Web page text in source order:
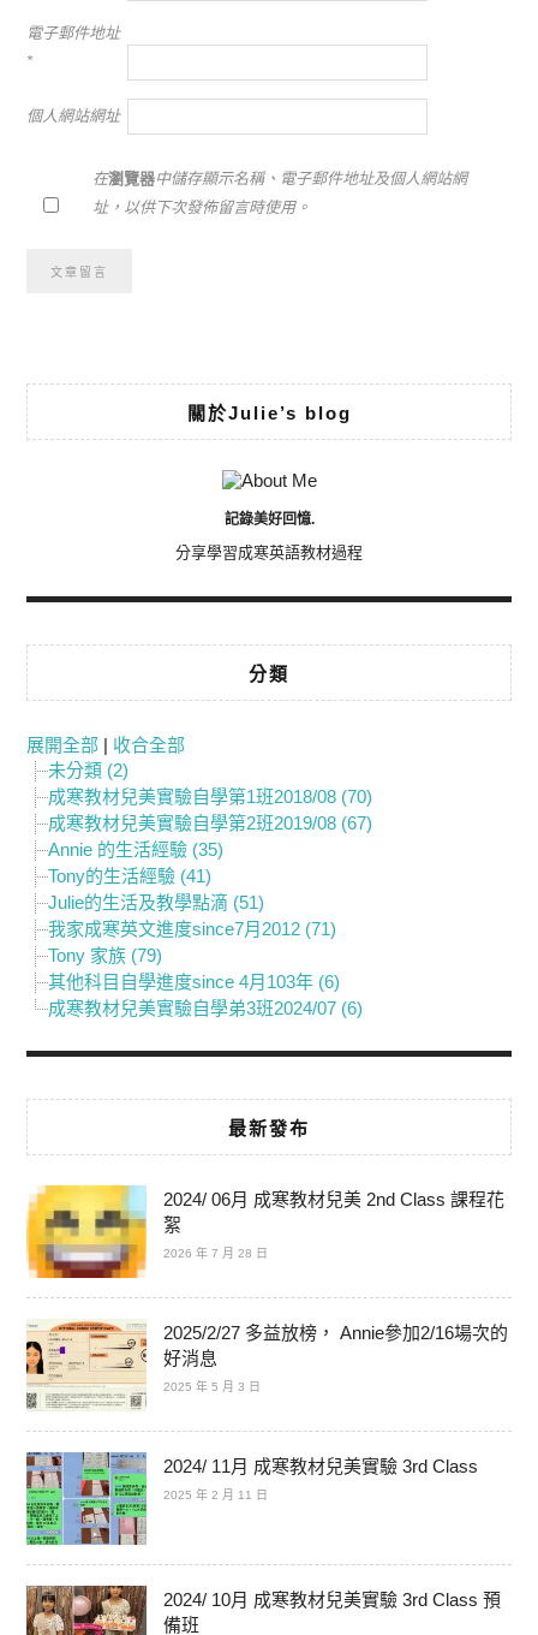
電子郵件地址
*
個人網站網址
在瀏覽器中儲存顯示名稱、電子郵件地址及個人網站網
址，以供下次發佈留言時使用。
關於Julie’s blog
記錄美好回憶.
分享學習成寒英語教材過程
分類
展開全部 | 收合全部
未分類 (2)
成寒教材兒美實驗自學第1班2018/08 (70)
成寒教材兒美實驗自學第2班2019/08 (67)
Annie 的生活經驗 (35)
Tony的生活經驗 (41)
Julie的生活及教學點滴 (51)
我家成寒英文進度since7月2012 (71)
Tony 家族 (79)
其他科目自學進度since 4月103年 (6)
成寒教材兒美實驗自學弟3班2024/07 (6)
最新發布
2024/ 06月 成寒教材兒美 2nd Class 課程花
絮
2026 年 7 月 28 日
2025/2/27 多益放榜， Annie參加2/16場次的
好消息
2025 年 5 月 3 日
2024/ 11月 成寒教材兒美實驗 3rd Class
2025 年 2 月 11 日
2024/ 10月 成寒教材兒美實驗 3rd Class 預
備班